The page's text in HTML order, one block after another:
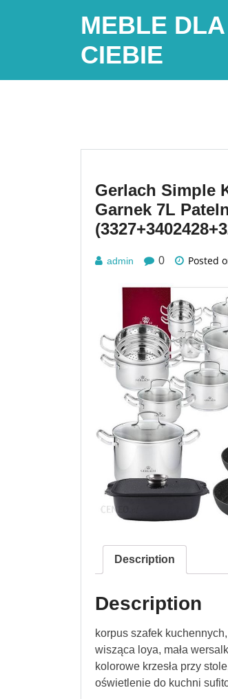
MEBLE DLA
CIEBIE
Gerlach Simple
Garnek 7L
admin 0 Posted
Description
Description
korpus szafek
wisząca loya, mała
kolorowe krzesła przy
oświetlenie do kuchni